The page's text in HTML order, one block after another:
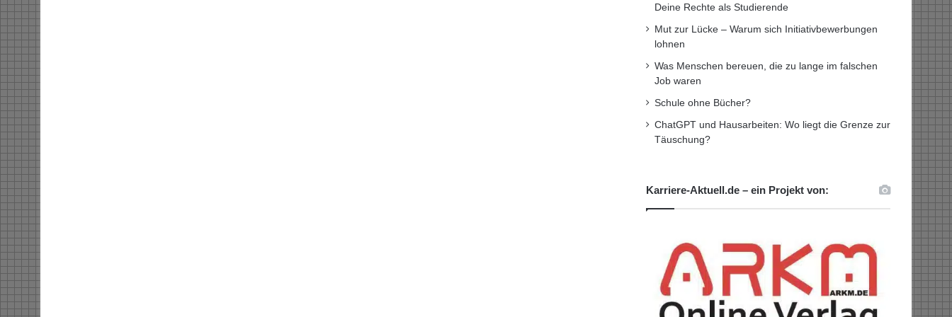
Deine Rechte als Studierende
Mut zur Lücke – Warum sich Initiativbewerbungen
lohnen
Was Menschen bereuen, die zu lange im falschen
Job waren
Schule ohne Bücher?
ChatGPT und Hausarbeiten: Wo liegt die Grenze zur
Täuschung?
Karriere-Aktuell.de – ein Projekt von: